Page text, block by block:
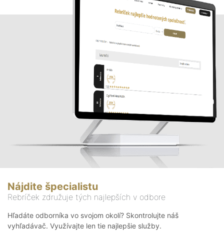
Nájdite špecialistu
Rebríček združuje tých najlepších v odbore
Hľadáte odborníka vo svojom okolí? Skontrolujte náš
vyhľadávač. Využívajte len tie najlepšie služby.